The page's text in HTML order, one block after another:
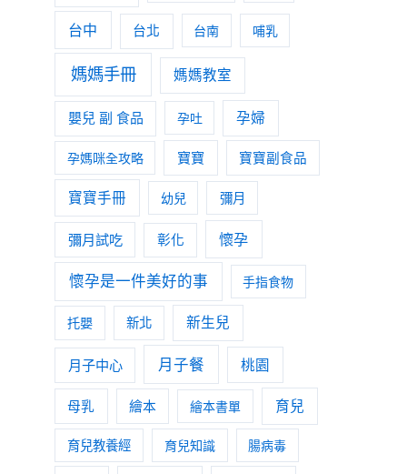
台中 台北 台南 哺乳
媽媽手冊 媽媽教室
嬰兒 副 食品 孕吐 孕婦
孕媽咪全攻略 寶寶 寶寶副食品
寶寶手冊 幼兒 彌月
彌月試吃 彰化 懷孕
懷孕是一件美好的事 手指食物
托嬰 新北 新生兒
月子中心 月子餐 桃園
母乳 繪本 繪本書單 育兒
育兒教養經 育兒知識 腸病毒